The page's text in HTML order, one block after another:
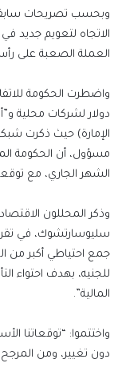
وبحسب تصريحات
الاتجاه لتعويم جديد
العملة الصعبة على رأس
دولار لشركات محلية
الإمارة) حيث ذكرت
مسؤول، أن الحكومة
الشهر الجاري، مع
وذكر المحللون
سليوسارتشوك، في
جمع احتياطي أكبر من
للجنيه، بهدف احتواء
المالية”.
واختتموا: “توقعاتنا
دون تغيير، ومن المرجح